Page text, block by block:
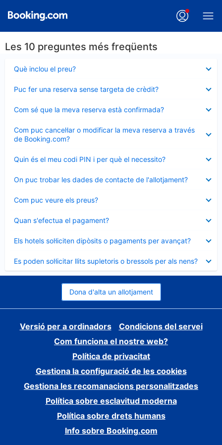
Les 10 preguntes més freqüents
Què inclou el preu?
tancat
Puc fer una reserva sense targeta de crèdit?
tancat
Com sé que la meva reserva està confirmada?
tancat
Com puc cancel·lar o modificar la meva reserva a través
de Booking.com?
tancat
Quin és el meu codi PIN i per què el necessito?
tancat
On puc trobar les dades de contacte de l'allotjament?
tancat
Com puc veure els preus?
tancat
Quan s'efectua el pagament?
tancat
Els hotels sol·liciten dipòsits o pagaments per avançat?
tancat
Es poden sol·licitar llits supletoris o bressols per als nens?
tancat
Dona d'alta un allotjament
Versió per a ordinadors
Condicions del servei
Com funciona el nostre web?
Política de privacitat
Gestiona la configuració de les cookies
Gestiona les recomanacions personalitzades
Política sobre esclavitud moderna
Política sobre drets humans
Info sobre Booking.com